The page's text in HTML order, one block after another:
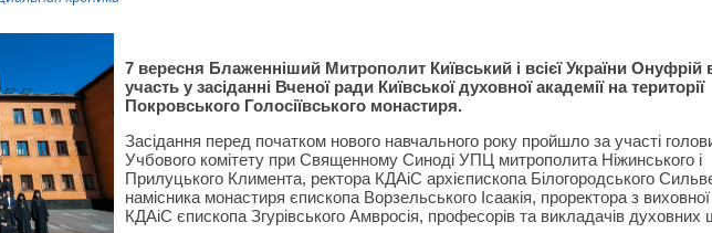
7 вересня Блаженніший Митрополит Київський і всієї України Онуфрій
участь у засіданні Вченої ради Київської духовної академії на території
Покровського Голосіївського монастиря.
Засідання перед початком нового навчального року пройшло за участі
Учбового комітету при Священному Синоді УПЦ митрополита Ніжинського і
Прилуцького Климента, ректора КДАіС архієпископа Білогородського
намісника монастиря єпископа Ворзельського Ісаакія, проректора з
КДАіС єпископа Згурівського Амвросія, професорів та викладачів духовних